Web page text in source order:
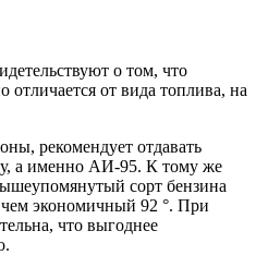
о том, что
отличается от вида топлива, на
рекомендует отдавать
а именно АИ-95. К тому же
сорт бензина
чем экономичный 92 °. При
что выгоднее